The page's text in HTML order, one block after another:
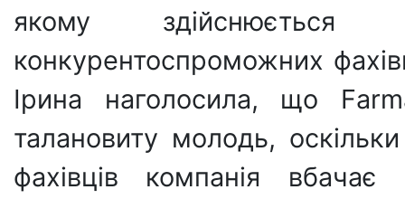
якому здійснюється
конкурентоспроможних
Ірина наголосила, що
талановиту молодь,
фахівців компанія